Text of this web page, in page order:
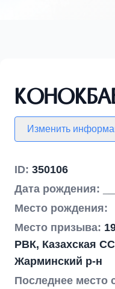
Изменить
ID: 350106
Дата рождения:
Место рождения:
Место призыва:
РВК, Казахская
Жарминский р-н
Последнее место